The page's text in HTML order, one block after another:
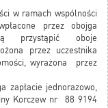
w ramach wspólności
przez obojga
przystąpić oboje
przez uczestnika
wyrażona przez
jednorazowo,
Korczew nr 88 9194